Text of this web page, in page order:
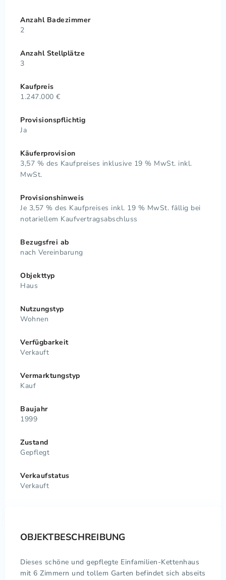
Anzahl Badezimmer
2
Anzahl Stellplätze
3
Kaufpreis
1.247.000 €
Provisionspflichtig
Ja
Käuferprovision
3,57 % des Kaufpreises inklusive 19 % MwSt. inkl.
MwSt.
Provisionshinweis
Je 3,57 % des Kaufpreises inkl. 19 % MwSt. fällig bei
notariellem Kaufvertragsabschluss
Bezugsfrei ab
nach Vereinbarung
Objekttyp
Haus
Nutzungstyp
Wohnen
Verfügbarkeit
Verkauft
Vermarktungstyp
Kauf
Baujahr
1999
Zustand
Gepflegt
Verkaufstatus
Verkauft
OBJEKTBESCHREIBUNG
Dieses schöne und gepflegte Einfamilien-Kettenhaus
mit 6 Zimmern und tollem Garten befindet sich abseits